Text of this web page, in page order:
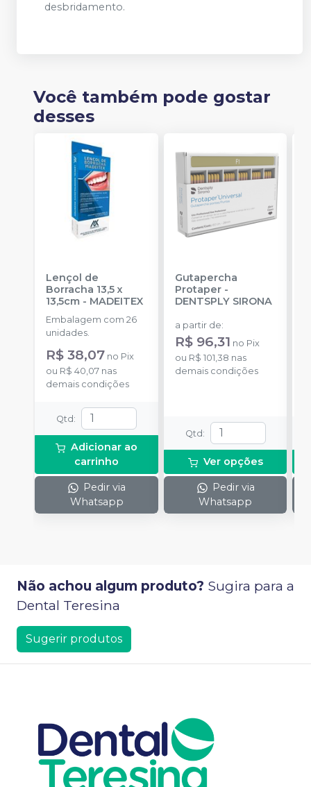
desbridamento.
Você também pode gostar
desses
Lençol de
Borracha 13,5 x
13,5cm - MADEITEX
Embalagem com 26
unidades.
R$ 38,07 no Pix
ou R$ 40,07 nas
demais condições
Qtd :
Adicionar ao
carrinho
Pedir via
Whatsapp
Gutapercha
Protaper-
DENTSPLY SIRONA
a partir de:
R$ 96,31 no Pix
ou R$ 101,38 nas
demais condições
Qtd :
Ver opções
Pedir via
Whatsapp
Não achou algum produto? Sugira para a
Dental Teresina
Sugerir produtos